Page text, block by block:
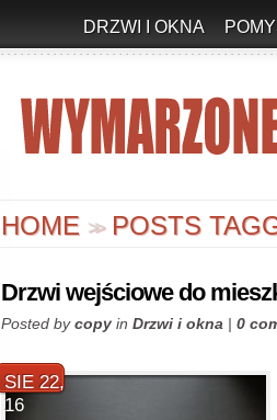
DRZWI I OKNA
HOME >>POSTS
Drzwi wejściowe do
Posted bycopy in Drzwi i okna | 0
SIE 22,
16